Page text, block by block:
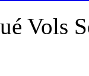
Vols